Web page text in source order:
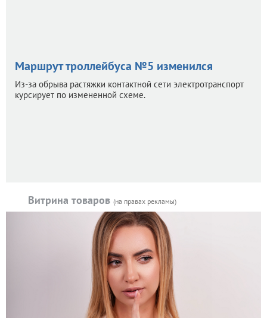
Маршрут троллейбуса №5 изменился
Из-за обрыва растяжки контактной сети электротранспорт
курсирует по измененной схеме.
Витрина товаров (на правах рекламы)